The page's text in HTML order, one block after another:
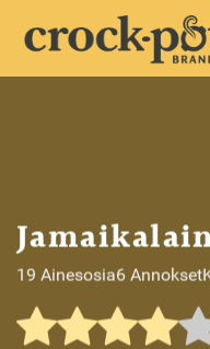
19 Ainesosia6 Annokset